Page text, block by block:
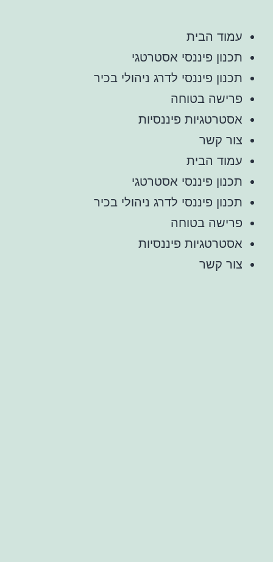
עמוד הבית
תכנון פיננסי אסטרטגי
תכנון פיננסי לדרג ניהולי בכיר
פרישה בטוחה
אסטרטגיות פיננסיות
צור קשר
עמוד הבית
תכנון פיננסי אסטרטגי
תכנון פיננסי לדרג ניהולי בכיר
פרישה בטוחה
אסטרטגיות פיננסיות
צור קשר